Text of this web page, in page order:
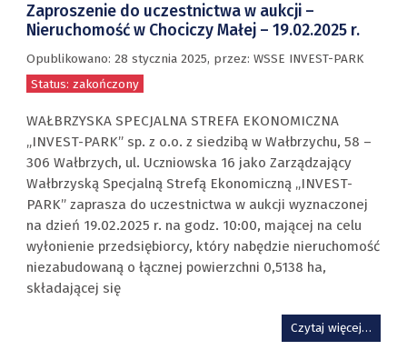
Zaproszenie do uczestnictwa w aukcji –
Nieruchomość w Chociczy Małej – 19.02.2025 r.
Opublikowano: 28 stycznia 2025, przez: WSSE INVEST-PARK
Status: zakończony
WAŁBRZYSKA SPECJALNA STREFA EKONOMICZNA
„INVEST-PARK” sp. z o.o. z siedzibą w Wałbrzychu, 58 –
306 Wałbrzych, ul. Uczniowska 16 jako Zarządzający
Wałbrzyską Specjalną Strefą Ekonomiczną „INVEST-
PARK” zaprasza do uczestnictwa w aukcji wyznaczonej
na dzień 19.02.2025 r. na godz. 10:00, mającej na celu
wyłonienie przedsiębiorcy, który nabędzie nieruchomość
niezabudowaną o łącznej powierzchni 0,5138 ha,
składającej się
Czytaj więcej…